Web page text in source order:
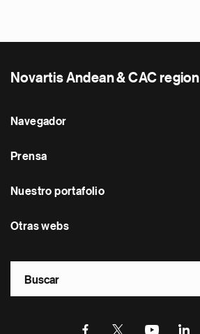
Novartis Andean & CAC region
Navegador
Prensa
Nuestro portafolio
Otras webs